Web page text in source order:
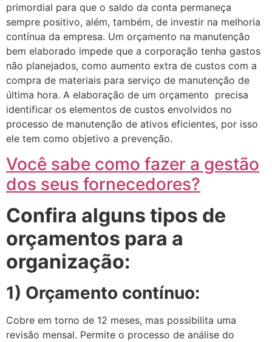
primordial para que o saldo da conta permaneça
sempre positivo, além, também, de investir na melhoria
contínua da empresa. Um orçamento na manutenção
bem elaborado impede que a corporação tenha gastos
não planejados, como aumento extra de custos com a
compra de materiais para serviço de manutenção de
última hora. A elaboração de um orçamento precisa
identificar os elementos de custos envolvidos no
processo de manutenção de ativos eficientes, por isso
ele tem como objetivo a prevenção.
Você sabe como fazer a gestão
dos seus fornecedores?
Confira alguns tipos de
orçamentos para a
organização:
1) Orçamento contínuo:
Cobre em torno de 12 meses, mas possibilita uma
revisão mensal. Permite o processo de análise do